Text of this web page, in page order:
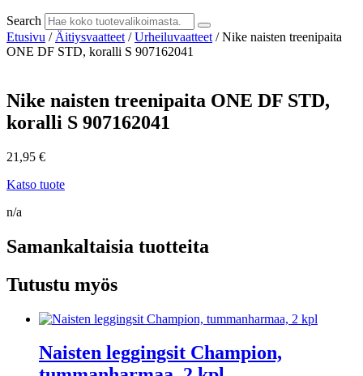
Search
Etusivu / Äitiysvaatteet /Urheiluvaatteet / Nike naisten treenipaita
ONE DF STD, koralli S 907162041
Nike naisten treenipaita ONE DF STD,
koralli S 907162041
21,95 €
Katso tuote
n/a
Samankaltaisia tuotteita
Tutustu myös
Naisten leggingsit Champion,